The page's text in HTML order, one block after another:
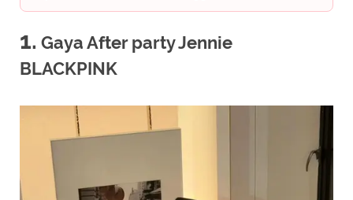
1. Gaya After party Jennie
BLACKPINK